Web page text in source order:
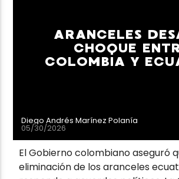
ARANCELES
CHOQUE
COLOMBIA Y
Diego Andrés Marínez Polanía
05/30/2026
El Gobierno colombiano aseguró
eliminación de los aranceles